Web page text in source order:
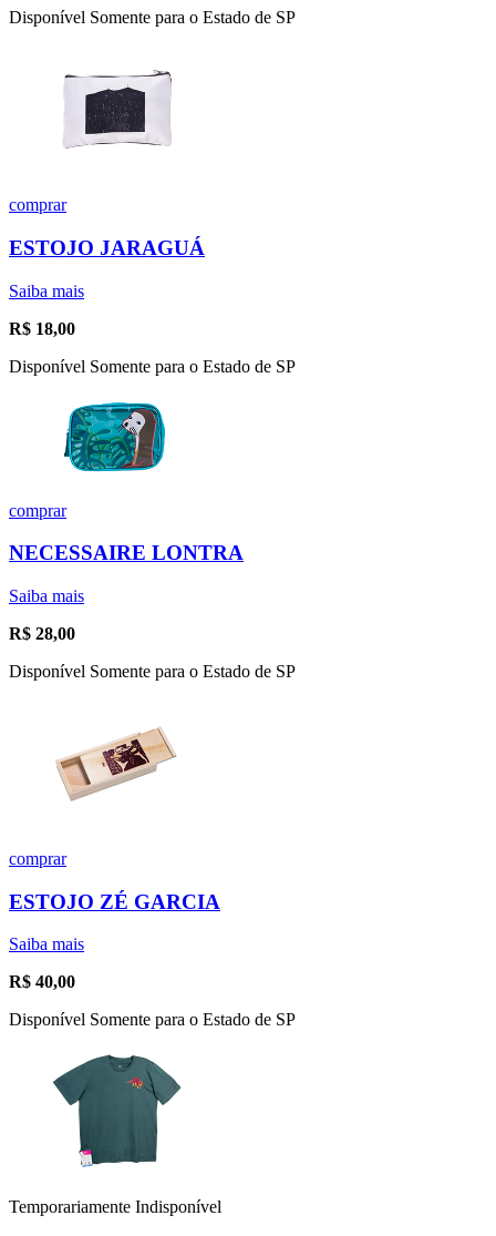
Disponível Somente para o Estado de SP
comprar
ESTOJO JARAGUÁ
Saiba mais
R$ 18,00
Disponível Somente para o Estado de SP
comprar
NECESSAIRE LONTRA
Saiba mais
R$ 28,00
Disponível Somente para o Estado de SP
comprar
ESTOJO ZÉ GARCIA
Saiba mais
R$ 40,00
Disponível Somente para o Estado de SP
Temporariamente Indisponível